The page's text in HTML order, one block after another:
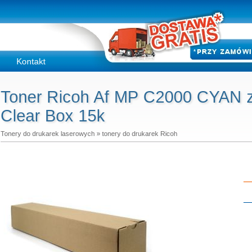
Kontakt
Toner Ricoh Af MP C2000 CYAN
Clear Box 15k
Tonery do drukarek laserowych » tonery do drukarek Ricoh